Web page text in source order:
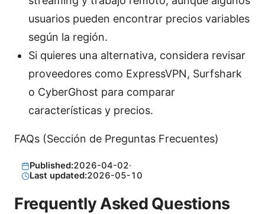
usuarios pueden encontrar precios variables
según la región.
Si quieres una alternativa, considera revisar
proveedores como ExpressVPN, Surfshark
o CyberGhost para comparar
características y precios.
FAQs (Sección de Preguntas Frecuentes)
Published:2026-04-02·
Last updated:2026-05-10
Frequently Asked Questions